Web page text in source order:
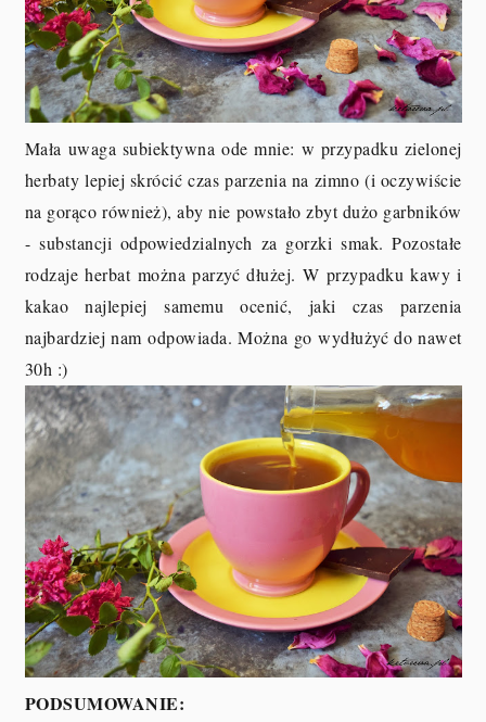
Mała uwaga subiektywna ode mnie: w przypadku zielonej
herbaty lepiej skrócić czas parzenia na zimno (i oczywiście
na gorąco również), aby nie powstało zbyt dużo garbników
- substancji odpowiedzialnych za gorzki smak. Pozostałe
rodzaje herbat można parzyć dłużej. W przypadku kawy i
kakao najlepiej samemu ocenić, jaki czas parzenia
najbardziej nam odpowiada. Można go wydłużyć do nawet
30h :)
PODSUMOWANIE: